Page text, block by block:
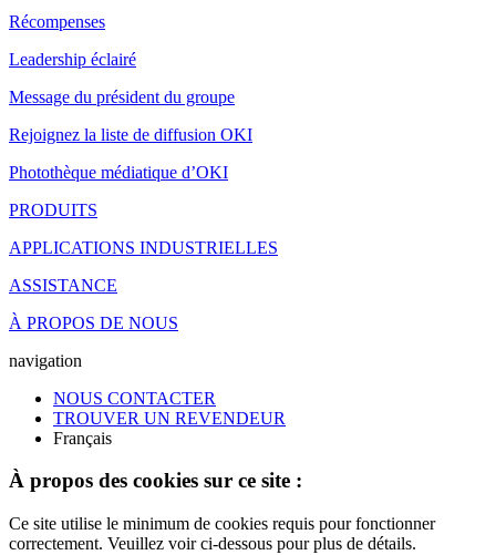
Récompenses
Leadership éclairé
Message du président du groupe
Rejoignez la liste de diffusion OKI
Photothèque médiatique d’OKI
PRODUITS
APPLICATIONS INDUSTRIELLES
ASSISTANCE
À PROPOS DE NOUS
navigation
NOUS CONTACTER
TROUVER UN REVENDEUR
Français
À propos des cookies sur ce site :
Ce site utilise le minimum de cookies requis pour fonctionner
correctement. Veuillez voir ci-dessous pour plus de détails.